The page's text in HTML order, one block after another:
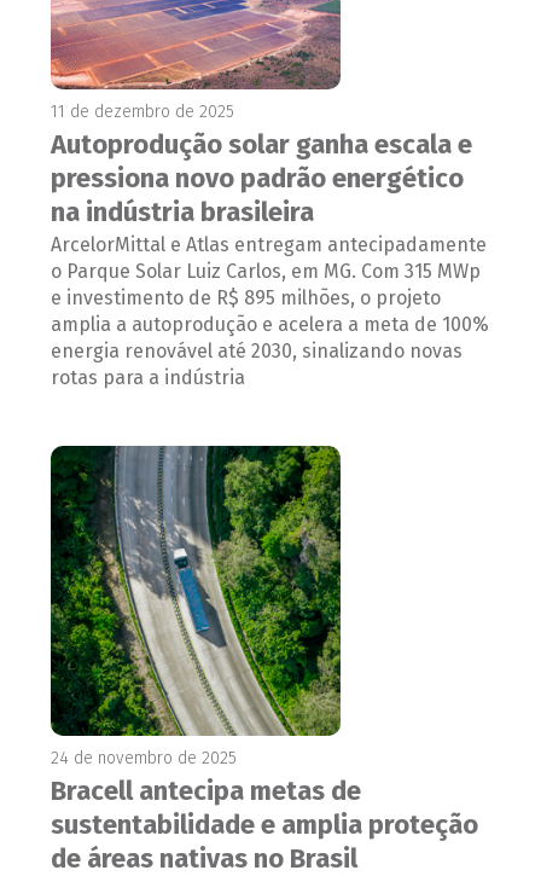
11 de dezembro de 2025
Autoprodução solar ganha escala e
pressiona novo padrão energético
na indústria brasileira
ArcelorMittal e Atlas entregam antecipadamente
o Parque Solar Luiz Carlos, em MG. Com 315 MWp
e investimento de R$ 895 milhões, o projeto
amplia a autoprodução e acelera a meta de 100%
energia renovável até 2030, sinalizando novas
rotas para a indústria
24 de novembro de 2025
Bracell antecipa metas de
sustentabilidade e amplia proteção
de áreas nativas no Brasil